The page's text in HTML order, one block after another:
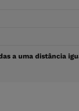
a uma distância